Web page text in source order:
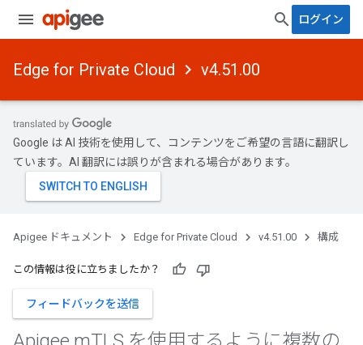
ログイン
Edge for Private Cloud v4.51.00
Google は AI 技術を使用して、コンテンツをご希望の言語に翻訳し
ています。AI 翻訳には誤りが含まれる場合があります。
Apigee ドキュメント Edge for Private Cloud v4.51.00 構成
この情報は役に立ちましたか？
フィードバックを送信